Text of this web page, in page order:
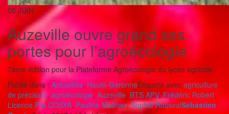
05 JUIN
Auzeville ouvre grand ses
portes pour l’agroécologie
7ème édition pour la Plateforme Agroécologie du lycée agricole
Publié dans : Actualités,Haute-GaronneÉtiqueté avec agriculture
de précision, agroécologie, Auzeville, BTS APV,Frédéric Robert,
Licence Pro COSYA, Pauline Molinier,Sophie RousvalSébastien